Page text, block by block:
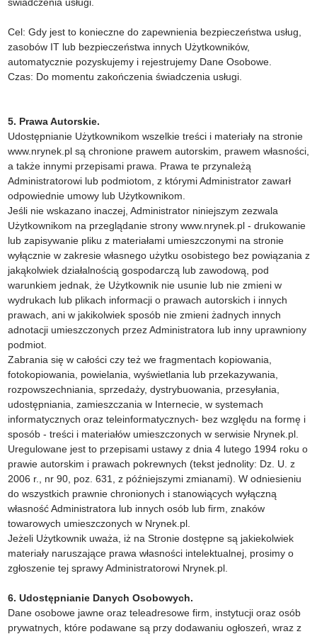
Cel: Gdy jest to konieczne do zapewnienia bezpieczeństwa usług,
zasobów IT lub bezpieczeństwa innych Użytkowników,
automatycznie pozyskujemy i rejestrujemy Dane Osobowe.
Czas: Do momentu zakończenia świadczenia usługi.
5. Prawa Autorskie.
Udostępnianie Użytkownikom wszelkie treści i materiały na stronie
www.nrynek.pl są chronione prawem autorskim, prawem własności,
a także innymi przepisami prawa. Prawa te przynależą
Administratorowi lub podmiotom, z którymi Administrator zawarł
odpowiednie umowy lub Użytkownikom.
Jeśli nie wskazano inaczej, Administrator niniejszym zezwala
Użytkownikom na przeglądanie strony www.nrynek.pl - drukowanie
lub zapisywanie pliku z materiałami umieszczonymi na stronie
wyłącznie w zakresie własnego użytku osobistego bez powiązania z
jakąkolwiek działalnością gospodarczą lub zawodową, pod
warunkiem jednak, że Użytkownik nie usunie lub nie zmieni w
wydrukach lub plikach informacji o prawach autorskich i innych
prawach, ani w jakikolwiek sposób nie zmieni żadnych innych
adnotacji umieszczonych przez Administratora lub inny uprawniony
podmiot.
Zabrania się w całości czy też we fragmentach kopiowania,
fotokopiowania, powielania, wyświetlania lub przekazywania,
rozpowszechniania, sprzedaży, dystrybuowania, przesyłania,
udostępniania, zamieszczania w Internecie, w systemach
informatycznych oraz teleinformatycznych- bez względu na formę i
sposób - treści i materiałów umieszczonych w serwisie Nrynek.pl.
Uregulowane jest to przepisami ustawy z dnia 4 lutego 1994 roku o
prawie autorskim i prawach pokrewnych (tekst jednolity: Dz. U. z
2006 r., nr 90, poz. 631, z późniejszymi zmianami). W odniesieniu
do wszystkich prawnie chronionych i stanowiących wyłączną
własność Administratora lub innych osób lub firm, znaków
towarowych umieszczonych w Nrynek.pl.
Jeżeli Użytkownik uważa, iż na Stronie dostępne są jakiekolwiek
materiały naruszające prawa własności intelektualnej, prosimy o
zgłoszenie tej sprawy Administratorowi Nrynek.pl.
6. Udostępnianie Danych Osobowych.
Dane osobowe jawne oraz teleadresowe firm, instytucji oraz osób
prywatnych, które podawane są przy dodawaniu ogłoszeń, wraz z